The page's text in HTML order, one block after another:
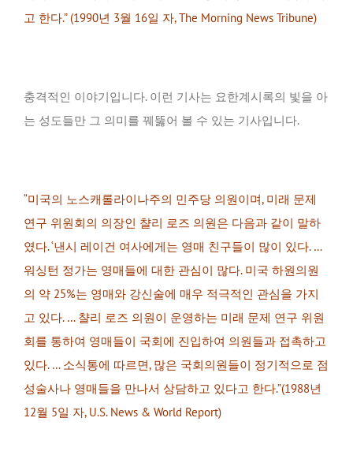
고 한다.” (1990년 3월 16일 자, The Morning News Tribune)
충격적인 이야기입니다. 이런 기사는 요한계시록의 빛을 아
는 성도들만 그 의미를 꿰뚫어 볼 수 있는 기사입니다.
“미국의 노스캐롤라이나주의 민주당 의원이며, 미래 문제
연구 위원회의 의장인 챨리 로즈 의원은 다음과 같이 말하
였다. ‘낸시 레이건 여사에게는 영매 친구들이 많이 있다. …
워싱턴 정가는 영매들에 대한 관심이 많다. 미국 하원의원
의 약 25%는 영매와 강신술에 매우 적극적인 관심을 가지
고 있다. … 챨리 로즈 의원이 운영하는 미래 문제 연구 위원
회를 통하여 영매들이 국회에 진입하여 의원들과 접촉하고
있다. … 소식통에 따르면, 많은 국회의원들이 정기적으로 점
성술사나 영매들을 만나서 상담하고 있다고 한다.”(1988년
12월 5일 자, U.S. News & World Report)